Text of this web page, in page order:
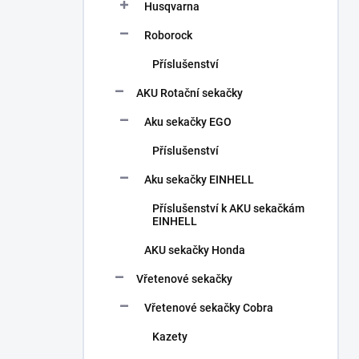
Husqvarna
Roborock
Příslušenství
AKU Rotační sekačky
Aku sekačky EGO
Příslušenství
Aku sekačky EINHELL
Příslušenství k AKU sekačkám
EINHELL
AKU sekačky Honda
Vřetenové sekačky
Vřetenové sekačky Cobra
Kazety